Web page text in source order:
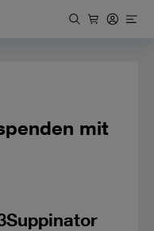
mit